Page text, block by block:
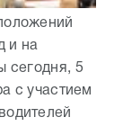
и на
сегодня, 5
с участием